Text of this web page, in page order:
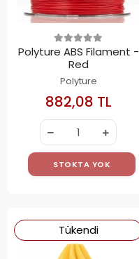
Polyture ABS Filament -
Red
Polyture
882,08 TL
STOKTA YOK
Tükendi